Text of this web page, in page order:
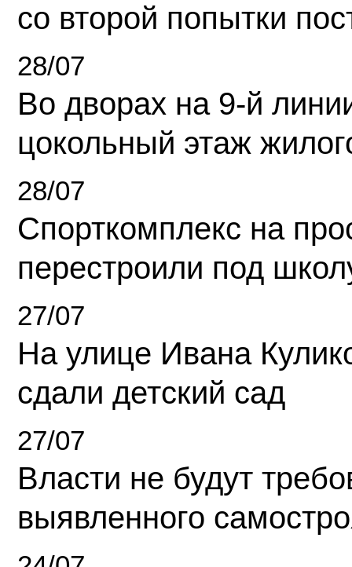
со второй попытки
28/07
Во дворах на 9-й
цокольный этаж
28/07
Спорткомплекс на
перестроили под
27/07
На улице Ивана
сдали детский сад
27/07
Власти не будут
выявленного